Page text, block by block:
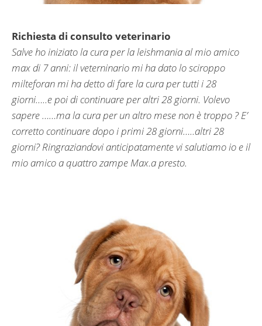
Richiesta di consulto veterinario
Salve ho iniziato la cura per la leishmania al mio amico
max di 7 anni: il veterninario mi ha dato lo sciroppo
milteforan mi ha detto di fare la cura per tutti i 28
giorni…..e poi di continuare per altri 28 giorni. Volevo
sapere ……ma la cura per un altro mese non è troppo ? E’
corretto continuare dopo i primi 28 giorni…..altri 28
giorni? Ringraziandovi anticipatamente vi salutiamo io e il
mio amico a quattro zampe Max.a presto.